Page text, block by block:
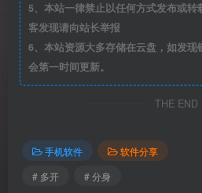
5、本站一律禁止以任何方式发布或
客发现请向站长举报
6、本站资源大多存储在云盘，如发
会第一时间更新。
THE END
手机软件
软件分享
# 多开
# 分身